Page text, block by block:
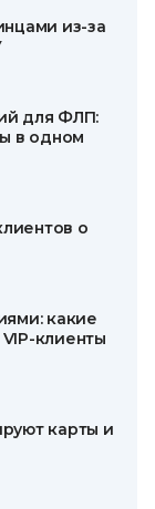
из-за
для ФЛП:
в одном
о
какие
клиенты
карты и